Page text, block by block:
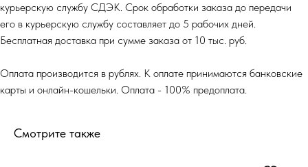
курьерскую службу СДЭК. Срок обработки заказа до передачи
его в курьерскую службу составляет до 5 рабочих дней.
Бесплатная доставка при сумме заказа от 10 тыс. руб.
Оплата производится в рублях. К оплате принимаются банковские
карты и онлайн-кошельки. Оплата - 100% предоплата.
Смотрите также